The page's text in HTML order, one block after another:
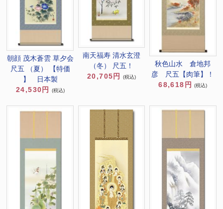
朝顔 茂木蒼雲 草夕会
尺五 （夏） 【特価
】 日本製
24,530円
(税込)
南天福寿 清水玄澄
（冬） 尺五！
20,705円
(税込)
秋色山水 倉地邦
彦 尺五【肉筆】！
68,618円
(税込)